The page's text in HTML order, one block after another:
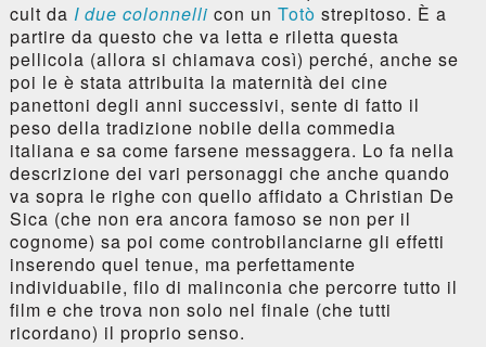
cult da I due colonnelli con un Totò strepitoso. È a
partire da questo che va letta e riletta questa
pellicola (allora si chiamava così) perché, anche se
poi le è stata attribuita la maternità dei cine
panettoni degli anni successivi, sente di fatto il
peso della tradizione nobile della commedia
italiana e sa come farsene messaggera. Lo fa nella
descrizione dei vari personaggi che anche quando
va sopra le righe con quello affidato a Christian De
Sica (che non era ancora famoso se non per il
cognome) sa poi come controbilanciarne gli effetti
inserendo quel tenue, ma perfettamente
individuabile, filo di malinconia che percorre tutto il
film e che trova non solo nel finale (che tutti
ricordano) il proprio senso.